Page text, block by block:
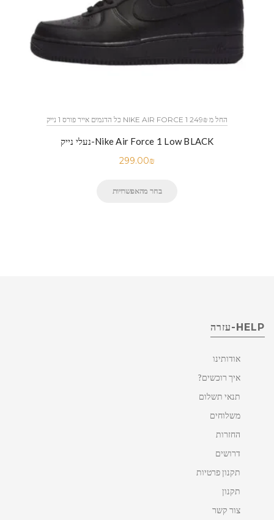
כל הדגמים אייר פורס 1 נייק NIKE AIR FORCE 1 החל מ 249₪
נעלי נייק-Nike Air Force 1 Low BLACK
299.00₪
בחר מהאפשרויות
HELP-עזרה
אודותינו
איך רוכשים?
תנאי תשלום
משלוחים
החזרות
דרושים
תקנון פרטיות
תקנון
צור קשר